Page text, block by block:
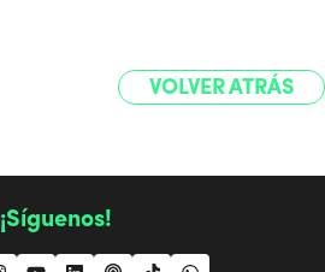
VOLVER ATRÁS
¡Síguenos!